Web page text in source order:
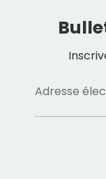
Adresse